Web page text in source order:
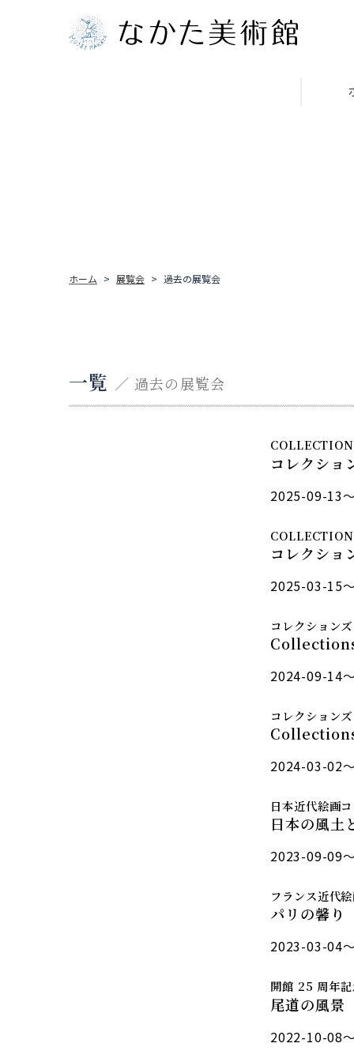
ホーム 展覧会 過去の展覧会
一覧 ／ 過去の展覧会
コレクシ
2025-09-13
コレクシ
2025-03-15
コレクションズ
2024-09-14
コレクションズ
2024-03-02
日本近代絵画
日本の風土
2023-09-09
フランス近代
パリの馨り
2023-03-04
開館 25 周年
尾道の風景
2022-10-08